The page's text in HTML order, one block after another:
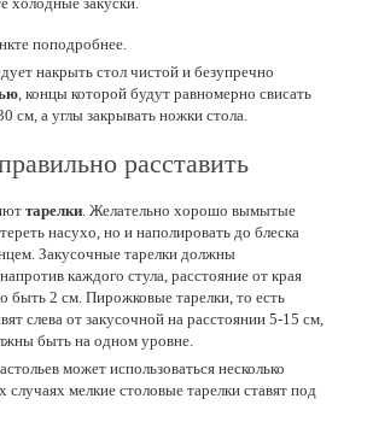
поподробнее.
накрыть стол чистой и безупречно
, концы которой будут равномерно свисать
см, а углы закрывать ножки стола.
расставить
тарелки . Желательно хорошо вымытые
насухо, но и наполировать до блеска
Закусочные тарелки должны
каждого стула, расстояние от края
быть 2 см. Пирожковые тарелки, то есть
слева от закусочной на расстоянии 5-15 см,
быть на одном уровне.
может использоваться несколько
случаях мелкие столовые тарелки ставят под